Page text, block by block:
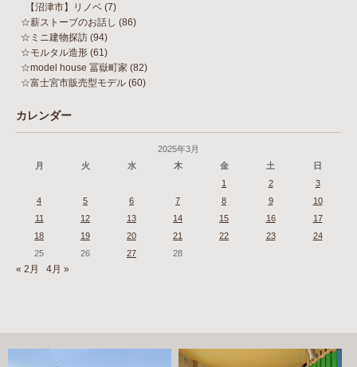
【沼津市】リノベ (7)
☆薪ストーブのお話し (86)
☆ミニ建物探訪 (94)
☆モルタル造形 (61)
☆model house 冨嶽町家 (82)
☆富士宮市販売型モデル (60)
カレンダー
2025年3月
月
火 水 木 金 土
日
1
2
3
4
5 6 7 8 9
10
11
12 13 14 15 16
17
18
19 20 21 22 23
24
25
26 27 28
« 2月 4月 »